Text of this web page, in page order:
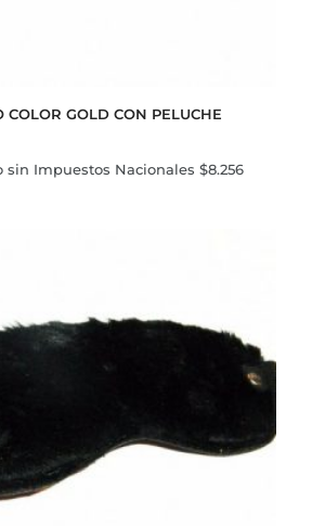
COLOR GOLD CON PELUCHE
sin Impuestos Nacionales $8.256